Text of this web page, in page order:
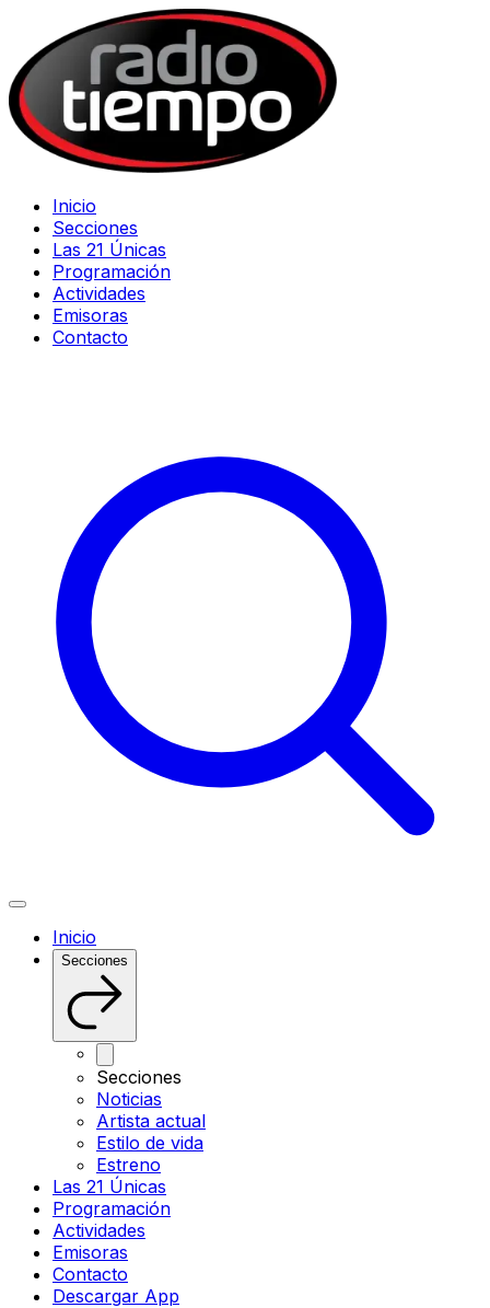
Inicio
Secciones
Las 21 Únicas
Programación
Actividades
Emisoras
Contacto
Inicio
Secciones
Secciones
Noticias
Artista actual
Estilo de vida
Estreno
Las 21 Únicas
Programación
Actividades
Emisoras
Contacto
Descargar App